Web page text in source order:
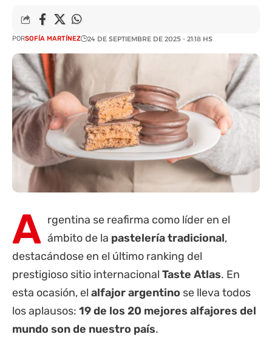
PORSOFÍA MARTÍNEZ 24 DE SEPTIEMBRE DE 2025 - 21:18 HS
A rgentina se reafirma como líder en el
ámbito de la pastelería tradicional,
destacándose en el último ranking del
prestigioso sitio internacional Taste Atlas. En
esta ocasión, el alfajor argentino se lleva todos
los aplausos: 19 de los 20 mejores alfajores del
mundo son de nuestro país.